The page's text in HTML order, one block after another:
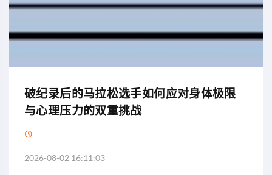
破纪录后的马拉松选手如何应对身体极限
与心理压力的双重挑战
2026-08-02 16:11:03